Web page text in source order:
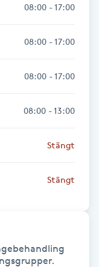
08:00 - 17:00
08:00 - 17:00
08:00 - 17:00
08:00 - 13:00
Stängt
Stängt